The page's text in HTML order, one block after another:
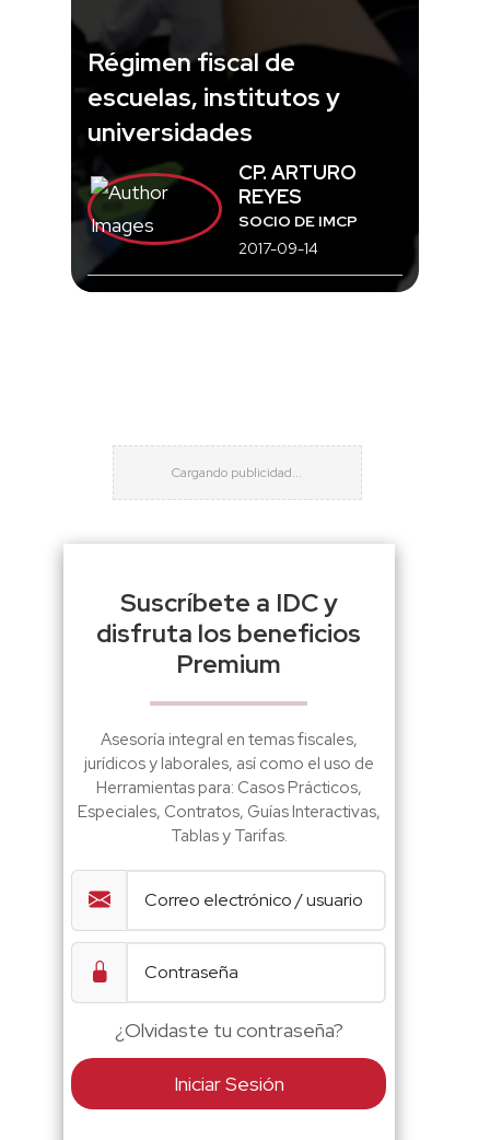
Régimen fiscal de
escuelas, institutos y
universidades
CP. ARTURO
REYES
SOCIO DE IMCP
2017-09-14
Suscríbete a IDC y
disfruta los beneficios
Premium
Asesoría integral en temas fiscales,
jurídicos y laborales, así como el uso de
Herramientas para: Casos Prácticos,
Especiales, Contratos, Guías Interactivas,
Tablas y Tarifas.
¿Olvidaste tu contraseña?
Iniciar Sesión